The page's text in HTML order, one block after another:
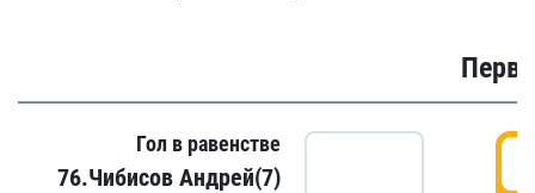
Гол в равенстве
76.Чибисов Андрей(7)